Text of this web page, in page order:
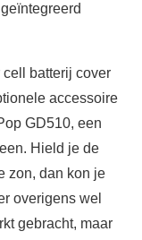
cell batterij cover
accessoire
GD510, een
Hield je de
zon, dan kon je
overigens wel
gebracht, maar